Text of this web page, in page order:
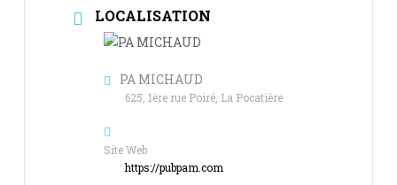
LOCALISATION
PA MICHAUD
625, 1ère rue Poiré, La Pocatière
Site Web
https://pubpam.com